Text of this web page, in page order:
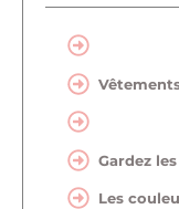
Gardez
Les